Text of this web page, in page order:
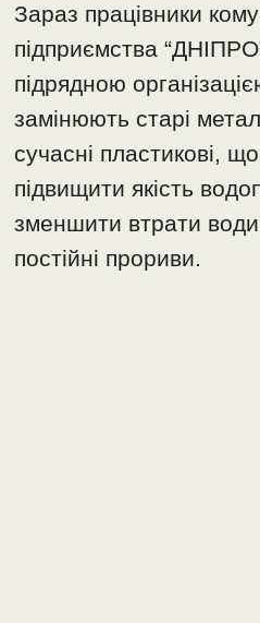
Зараз працівники
підприємства
підрядною
замінюють старі
сучасні пластикові,
підвищити якість
зменшити втрати
постійні прориви.